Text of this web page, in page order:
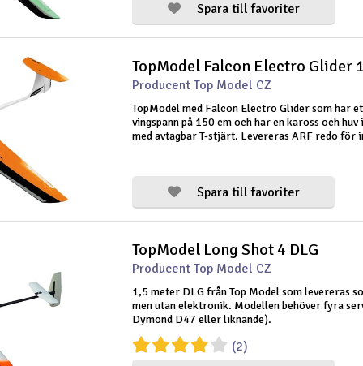
Spara till favoriter
Producent Top Model CZ
TopModel med Falcon Electro Glider som har
vingspann på 150 cm och har en kaross och
med avtagbar T-stjärt. Levereras ARF redo för
Spara till favoriter
TopModel Long Shot 4 DLG
Producent Top Model CZ
1,5 meter DLG från Top Model som levereras
men utan elektronik. Modellen behöver fyra
Dymond D47 eller liknande).
(2)